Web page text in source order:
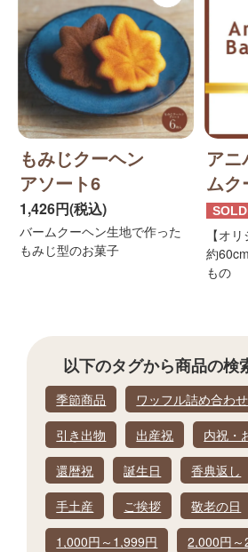
もみじクーヘン
アソート6
1,426円(税込)
バームクーヘン生地で作った
もみじ型のお菓子
ア
ムク
【オ
約
もの
以下のタグから商品の検
季節商品 ワッフル詰め合わせ
引き出物
出産祝
内祝・
還暦祝
誕生日 香典返し
手土産
ご挨拶
敬老の日
1,000円～1,999円
2,000円～